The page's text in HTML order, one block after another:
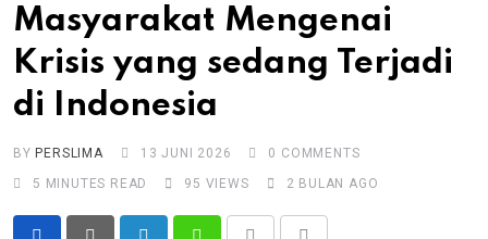
Masyarakat Mengenai
Krisis yang sedang Terjadi
di Indonesia
BY PERSLIMA 13 JUNI 2026 0 COMMENTS
5 MINUTES READ
95 VIEWS 2 BULAN AGO